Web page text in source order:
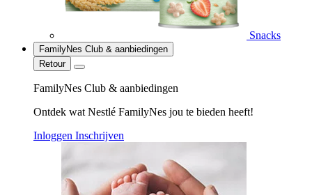
Snacks
FamilyNes Club & aanbiedingen
Retour
FamilyNes Club & aanbiedingen
Ontdek wat Nestlé FamilyNes jou te bieden heeft!
Inloggen Inschrijven